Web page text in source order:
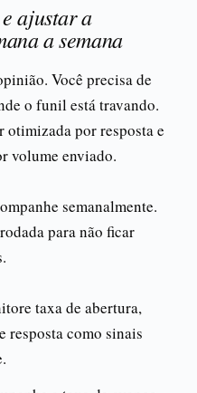
ajustar a
a semana
Você precisa de
o funil está travando.
otimizada por resposta e
volume enviado.
semanalmente.
para não ficar
taxa de abertura,
resposta como sinais